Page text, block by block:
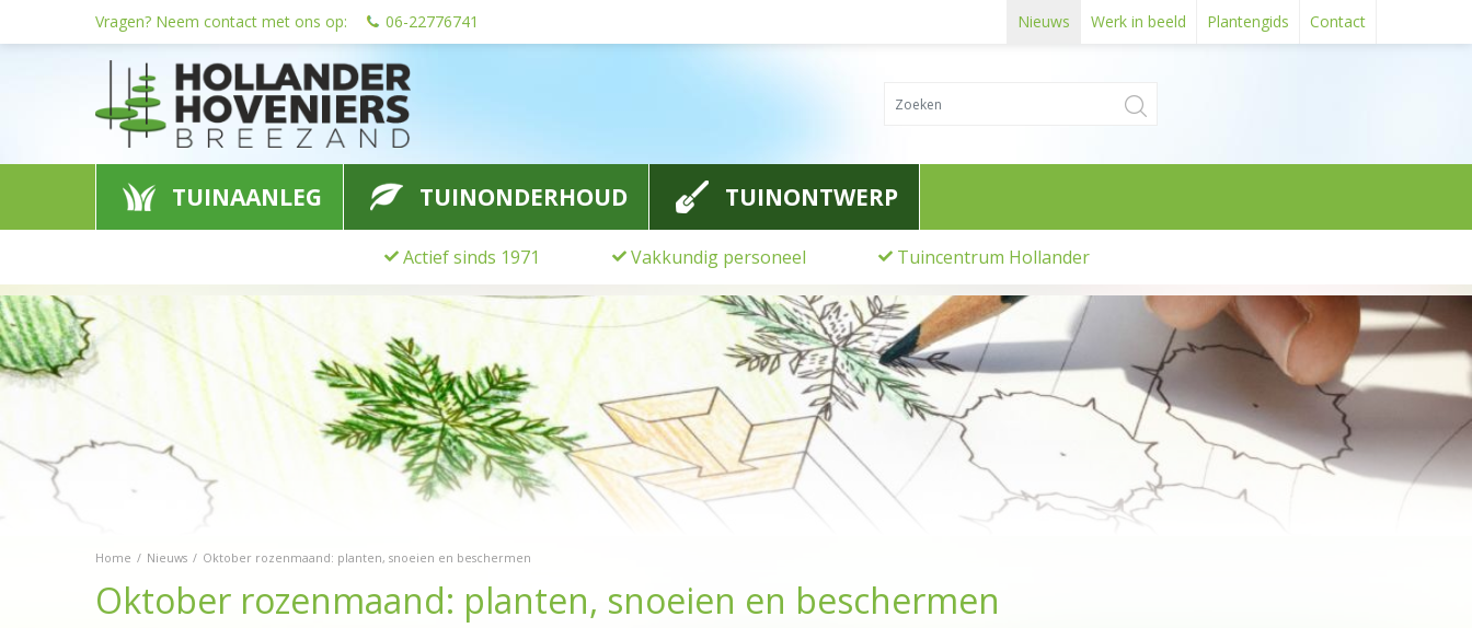
Home Nieuws Oktober rozenmaand: planten, snoeien en beschermen
Vragen? Neem contact met ons op: 06-22776741 Nieuws Werk in beeld Plantengids Contact
TUINAANLEG TUINONDERHOUD TUINONTWERP
Actief sinds 1971 Vakkundig personeel Tuincentrum Hollander
Oktober rozenmaand: planten, snoeien en beschermen